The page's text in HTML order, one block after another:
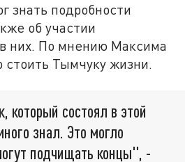
знать подробности
об участии
них. По мнению Максима
стоить Тымчуку жизни.
который состоял в этой
знал. Это могло
подчищать концы", -